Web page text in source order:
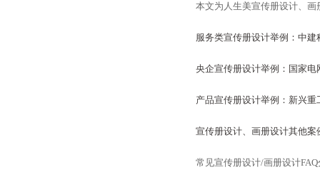
本文为人生美宣传册设计、
服务类宣传册设计举例：中建
央企宣传册设计举例：国家电
产品宣传册设计举例：新兴重
宣传册设计、画册设计其他案
常见宣传册设计/画册设计